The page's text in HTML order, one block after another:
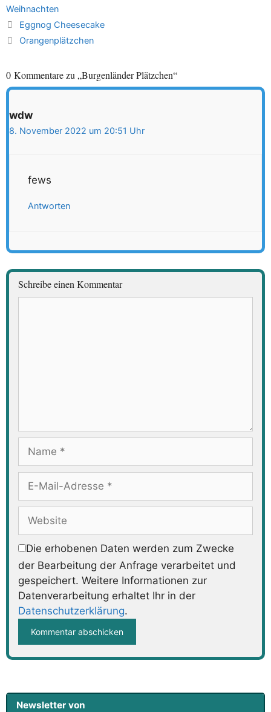
Weihnachten
Eggnog Cheesecake
Orangenplätzchen
0 Kommentare zu „Burgenländer Plätzchen“
wdw
8. November 2022 um 20:51 Uhr
fews
Antworten
Schreibe einen Kommentar
Mail-
Adresse
Die erhobenen Daten werden zum Zwecke
der Bearbeitung der Anfrage verarbeitet und
gespeichert. Weitere Informationen zur
Datenverarbeitung erhaltet Ihr in der
Datenschutzerklärung.
Newsletter von